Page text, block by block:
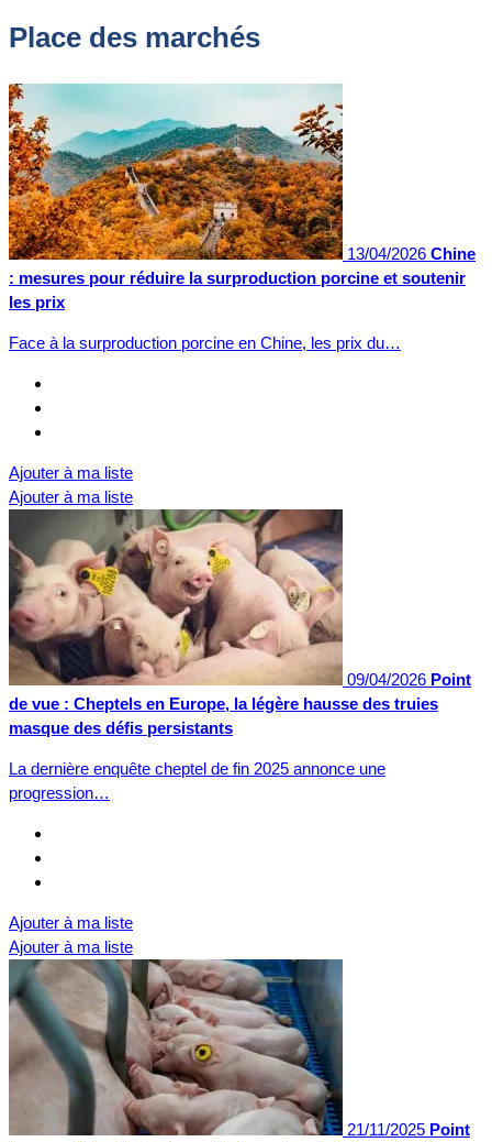
Place des marchés
13/04/2026 Chine
: mesures pour réduire la surproduction porcine et soutenir
les prix
Face à la surproduction porcine en Chine, les prix du…
Ajouter à ma liste
Ajouter à ma liste
09/04/2026 Point
de vue : Cheptels en Europe, la légère hausse des truies
masque des défis persistants
La dernière enquête cheptel de fin 2025 annonce une
progression…
Ajouter à ma liste
Ajouter à ma liste
21/11/2025 Point